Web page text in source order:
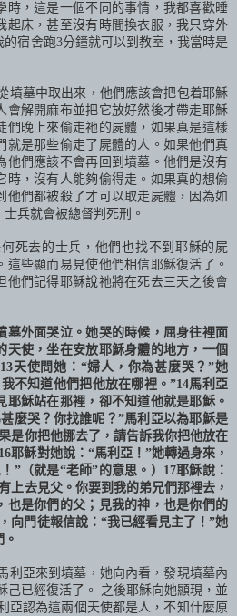
時，這是一個不同的事情，我都喜歡睡
起床，甚至沒有時間換衣服，我只穿外
的宿舍跑3分鐘就可以到教室，我當時是
墳墓中取出來，他們應該會把包着耶穌
會解開麻布並把它放好然後才帶走耶穌
們晚上來偷走祂的屍體，如果真是這樣
就是那些偷走了屍體的人。如果他們真
他們應該不會再回到墳墓。他們是沒有
時，沒有人能夠偷得走。如果真的想偷
他們都被殺了才可以取走屍體，因為如
兵就會被總督判死刑。
死去的士兵，他們也找不到耶穌的屍
些顯而易見使他們相信耶穌復活了。
他們記得耶穌說祂將在死去三天之後會
墓外面哭泣。她哭的時候，屈身往裡面
天使，坐在安放耶穌身體的地方，一個
13天使問她：“婦人，你為甚麼哭？”她
不知道他們把他放在哪裡。”14馬利亞
耶穌站在那裡，卻不知道他就是耶穌。
麼哭？你找誰呢？”馬利亞以為耶穌是
是你把他挪去了，請告訴我你把他放在
16耶穌對她說：“馬利亞！”她轉過身來，
”（就是“老師”的意思。） 17耶穌說：
上去見父。你要到我的弟兄們那裡去，
也是你們的父；見我的神，也是你們的
向門徒報信說：“我已經看見主了！”她
利亞來到墳墓，她向內看，發現墳墓內
己已經復活了。 之後耶穌向她顯現，並
亞認為這兩個天使都是人，不知什麼原